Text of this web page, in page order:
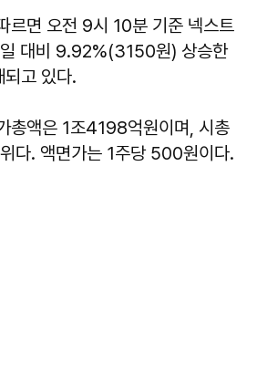
르면 오전 9시 10분 기준 넥스트
대비 9.92%(3150원) 상승한
고 있다.
총액은 1조4198억원이며, 시총
다. 액면가는 1주당 500원이다.